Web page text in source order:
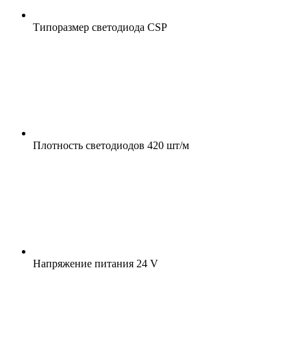
Типоразмер светодиода CSP
Плотность светодиодов 420 шт/м
Напряжение питания 24 V